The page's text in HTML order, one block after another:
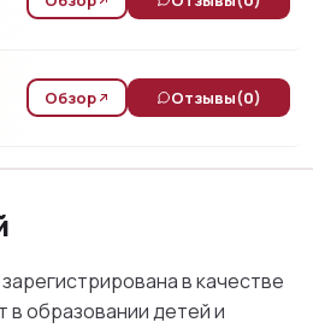
Обзор Отзывы(0)
в качестве
в образовании детей и